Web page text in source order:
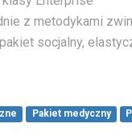
z metodykami
socjalny,
Pakiet medyczny